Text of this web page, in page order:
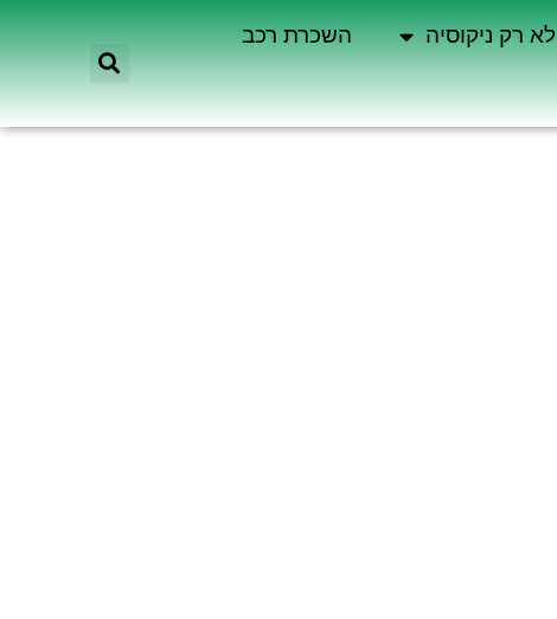
לא רק ניקוסיה השכרת רכב